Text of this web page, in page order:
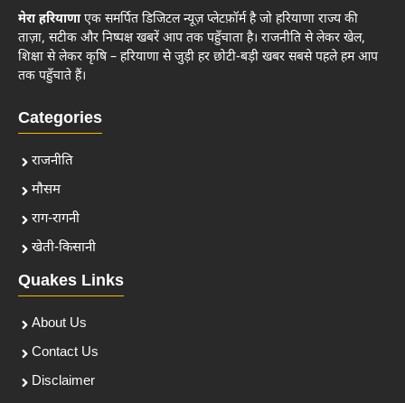
मेरा हरियाणाएक समर्पित डिजिटल न्यूज़ प्लेटफ़ॉर्म है जो हरियाणा राज्य की
ताज़ा, सटीक और निष्पक्ष खबरें आप तक पहुँचाता है। राजनीति से लेकर खेल,
शिक्षा से लेकर कृषि – हरियाणा से जुड़ी हर छोटी-बड़ी खबर सबसे पहले हम आप
तक पहुँचाते हैं।
Categories
राजनीति
मौसम
राग-रागनी
खेती-किसानी
Quakes Links
About Us
Contact Us
Disclaimer